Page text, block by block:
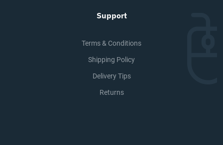
Support
Terms & Conditions
Shipping Policy
Delivery Tips
Returns